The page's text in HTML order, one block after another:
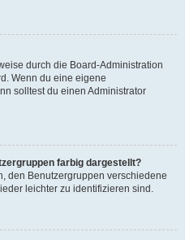
durch die Board-Administration
Wenn du eine eigene
solltest du einen Administrator
farbig dargestellt?
den Benutzergruppen verschiedene
leichter zu identifizieren sind.